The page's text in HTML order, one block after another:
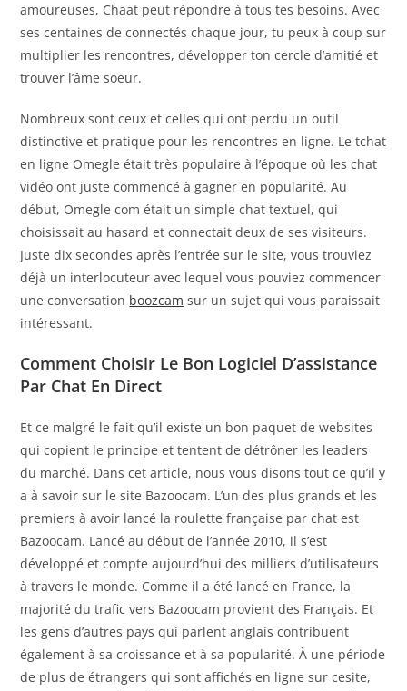
amoureuses, Chaat peut répondre à tous tes besoins. Avec
ses centaines de connectés chaque jour, tu peux à coup sur
multiplier les rencontres, développer ton cercle d’amitié et
trouver l’âme soeur.
Nombreux sont ceux et celles qui ont perdu un outil
distinctive et pratique pour les rencontres en ligne. Le tchat
en ligne Omegle était très populaire à l’époque où les chat
vidéo ont juste commencé à gagner en popularité. Au
début, Omegle com était un simple chat textuel, qui
choisissait au hasard et connectait deux de ses visiteurs.
Juste dix secondes après l’entrée sur le site, vous trouviez
déjà un interlocuteur avec lequel vous pouviez commencer
une conversation boozcam sur un sujet qui vous paraissait
intéressant.
Comment Choisir Le Bon Logiciel D’assistance
Par Chat En Direct
Et ce malgré le fait qu’il existe un bon paquet de websites
qui copient le principe et tentent de détrôner les leaders
du marché. Dans cet article, nous vous disons tout ce qu’il y
a à savoir sur le site Bazoocam. L’un des plus grands et les
premiers à avoir lancé la roulette française par chat est
Bazoocam. Lancé au début de l’année 2010, il s’est
développé et compte aujourd’hui des milliers d’utilisateurs
à travers le monde. Comme il a été lancé en France, la
majorité du trafic vers Bazoocam provient des Français. Et
les gens d’autres pays qui parlent anglais contribuent
également à sa croissance et à sa popularité. À une période
de plus de étrangers qui sont affichés en ligne sur cesite,